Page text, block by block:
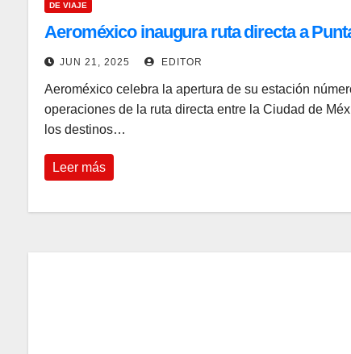
DE VIAJE
Aeroméxico inaugura ruta directa a
JUN 21, 2025 EDITOR
Aeroméxico celebra la apertura de su estación
operaciones de la ruta directa entre la Ciudad de
los destinos…
Leer más